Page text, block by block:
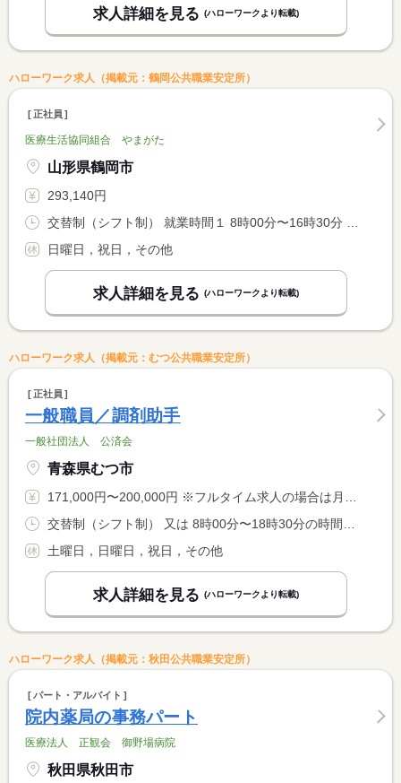
求人詳細を見る (ハローワークより転載)
ハローワーク求人（掲載元：鶴岡公共職業安定所）
正社員
医療生活協同組合 やまがた
山形県鶴岡市
293,140円
日曜日，祝日，その他
求人詳細を見る (ハローワークより転載)
ハローワーク求人（掲載元：むつ公共職業安定所）
正社員
一般職員／調剤助手
一般社団法人 公済会
青森県むつ市
171,000円〜200,000円 ※フルタイム求人の場合は月額（換算額）、パート求人の場合は時間額を表示しています。
土曜日，日曜日，祝日，その他
求人詳細を見る (ハローワークより転載)
ハローワーク求人（掲載元：秋田公共職業安定所）
パート・アルバイト
院内薬局の事務パート
医療法人 正観会 御野場病院
秋田県秋田市